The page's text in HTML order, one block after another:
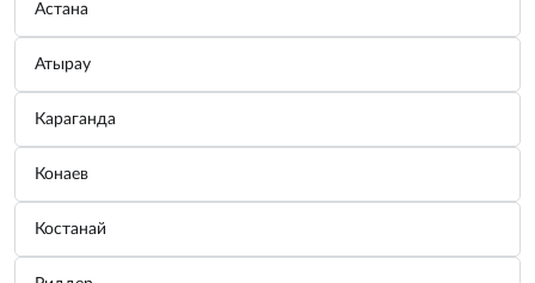
Астана
Атырау
Караганда
Конаев
Костанай
Ключ свечной трубчатый 16×21мм
Бренд:ДЕЛО ТЕХНИКИ